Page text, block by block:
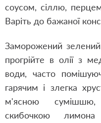
соусом, сіллю,
Варіть до бажаної
Заморожений
прогрійте в олії з
води, часто
гарячим і злегка
м'ясною сумішшю,
скибочкою